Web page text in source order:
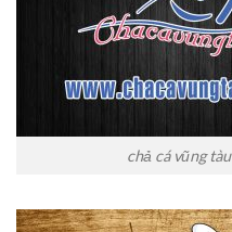
chả cá vũng tàu